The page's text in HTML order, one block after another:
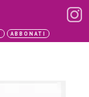
ABBONATI